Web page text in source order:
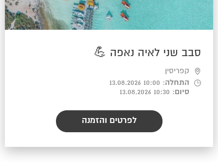
סבב שני לאיה נאפה 💪
קפריסין
התחלה: 10:00 13.08.2026
סיום: 10:30 13.08.2026
לפרטים והזמנה